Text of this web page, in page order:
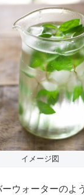
イメージ図
ウォーターのよ